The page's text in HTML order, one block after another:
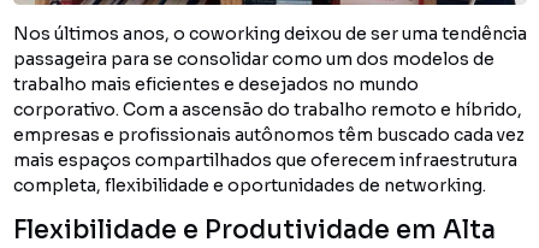
Nos últimos anos, o coworking deixou de ser uma tendência
passageira para se consolidar como um dos modelos de
trabalho mais eficientes e desejados no mundo
corporativo. Com a ascensão do trabalho remoto e híbrido,
empresas e profissionais autônomos têm buscado cada vez
mais espaços compartilhados que oferecem infraestrutura
completa, flexibilidade e oportunidades de networking.
Flexibilidade e Produtividade em Alta